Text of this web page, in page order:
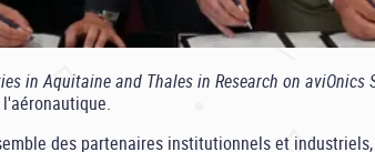
in Aquitaine and Thales in Research on aviOnics
des partenaires institutionnels et